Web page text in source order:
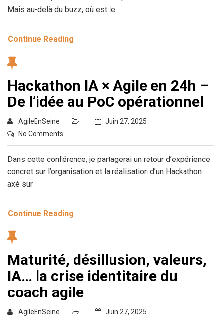
Mais au-delà du buzz, où est le
Continue Reading
Hackathon IA × Agile en 24h –
De l’idée au PoC opérationnel
AgileEnSeine
Juin 27, 2025
No Comments
Dans cette conférence, je partagerai un retour d’expérience
concret sur l’organisation et la réalisation d’un Hackathon
axé sur
Continue Reading
Maturité, désillusion, valeurs,
IA… la crise identitaire du
coach agile
AgileEnSeine
Juin 27, 2025